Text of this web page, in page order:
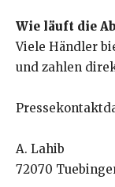
Wie läuft die
Viele Händler
und zahlen
A. Lahib
72070